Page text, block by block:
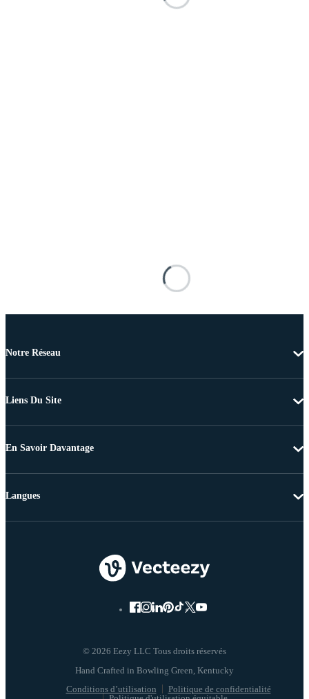
Notre Réseau
Liens Du Site
En Savoir Davantage
© 2026 Eezy LLC Tous droits réservés
Conditions d’utilisation
Politique de confidentialité
Langues